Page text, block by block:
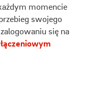
momencie
swojego
się na